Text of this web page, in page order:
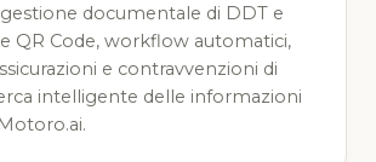
documentale di DDT e
QR Code, workflow automatici,
e contravvenzioni di
intelligente delle informazioni